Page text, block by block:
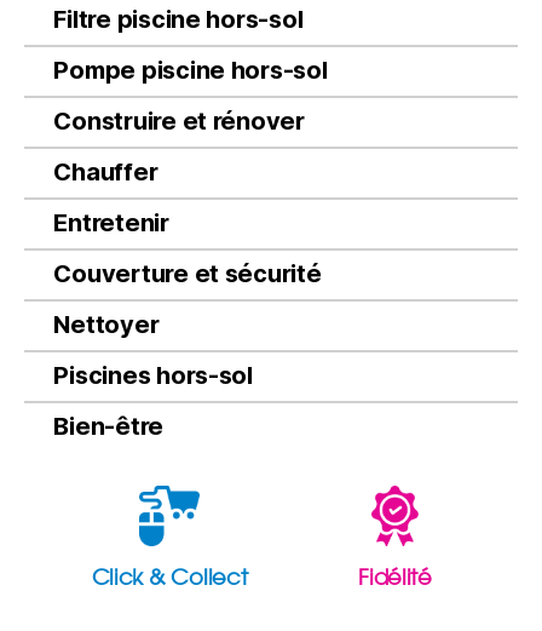
Filtre piscine hors-sol
Pompe piscine hors-sol
Construire et rénover
Chauffer
Entretenir
Couverture et sécurité
Nettoyer
Piscines hors-sol
Bien-être
Click & Collect Fidélité